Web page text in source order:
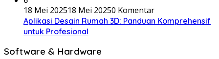
18 Mei 202518 Mei 20250 Komentar
Aplikasi Desain Rumah 3D: Panduan Komprehensif
untuk Profesional
Software & Hardware